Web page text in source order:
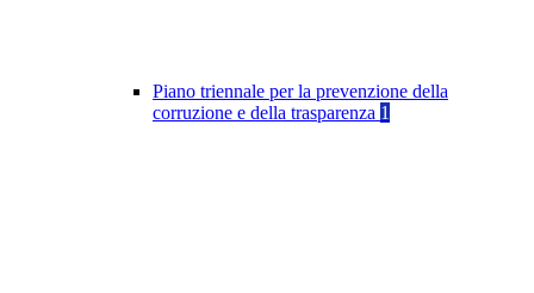
Piano triennale per la prevenzione della
corruzione e della trasparenza 1